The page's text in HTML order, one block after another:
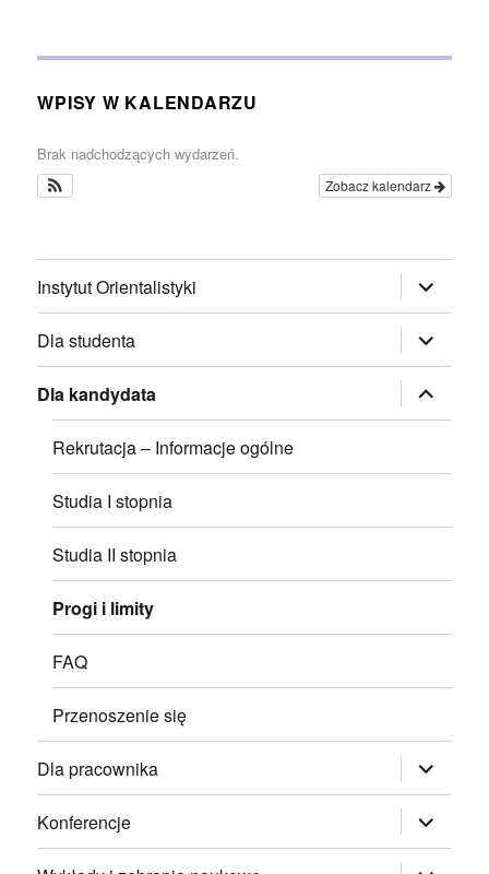
WPISY W KALENDARZU
Brak nadchodzących wydarzeń.
Zobacz kalendarz
Instytut Orientalistyki rozwiń
menu
potomne
Dla studenta
rozwiń
menu
potomne
Dla kandydata
rozwiń
menu
potomne
Rekrutacja – Informacje ogólne
Studia I stopnia
Studia II stopnia
Progi i limity
FAQ
Przenoszenie się
Dla pracownika rozwiń
menu
potomne
Konferencje
rozwiń
menu
potomne